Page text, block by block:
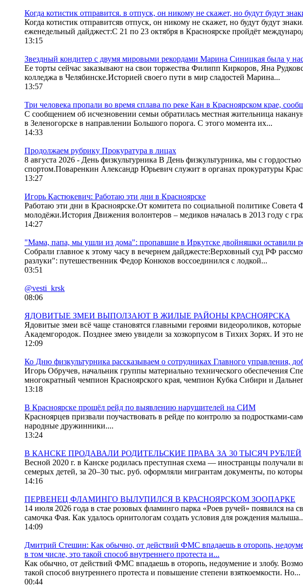
Когда котистик отправится. в отпуск, он никому не скажет, но будут будут
Когда котистик отправитсяв отпуск, он никому не скажет, но будут будут
еженедельный дайджест:С 21 по 23 октября в Красноярске пройдёт
13:15
Звездный кондитер с двумя мировыми рекордами Марина Синицкая была у
Ее торты сейчас заказывают на свои торжества Филипп Киркоров, Яна
колледжа в Челябинске.Историей своего пути в мир сладостей Марина...
13:57
Три человека пропали во время сплава по реке Кан в Красноярском крае,
С сообщением об исчезновении семьи обратилась местная жительница
в Зеленогорске в направлении Большого порога. С этого момента их...
14:33
Продолжаем рубрику Прокуратура в лицах
8 августа 2026 - День физкультурника В День физкультурника, мы с
спортом.Поваренкин Александр Юрьевич служит в органах прокуратуры
13:27
Игорь Кастюкевич: Работаю эти дни в Красноярске
Работаю эти дни в Красноярске.От комитета по социальной политике
молодёжи.История Движения волонтеров – медиков началась в 2013 году с
14:27
"Мама, папа, мы ушли из дома": пропавшие в Иркутске двойняшки оставили
Собрали главное к этому часу в вечернем дайджесте:Верховный суд РФ
разлуки": путешественник Федор Конюхов воссоединился с лодкой...
03:51
@vesti_krsk
08:06
ЯДОВИТЫЕ ЗМЕИ ВЫПОЛЗАЮТ В ЖИЛЫЕ РАЙОНЫ КРАСНОЯРСКА
Ядовитые змеи всё чаще становятся главными героями видеороликов,
Академгородок. Позднее змею увидели за хозкорпусом в Тихих Зорях. И это
12:09
Ко Дню физкультурника рассказываем о сотрудниках Главного управления,
Игорь Обручев, начальник группы материально технического обеспечения
многократный чемпион Красноярского края, чемпион Кубка Сибири и
13:18
В Красноярске прошёл рейд по выявлению нарушителей на СИМ
Красноярцев призвали поучаствовать в рейде по контролю за
народные дружинники....
13:24
В КАНСКЕ ПРОДАВАЛИ РОДИТЕЛЬСКИЕ ПРАВА ЗА 30 ТЫСЯЧ РУБЛЕЙ
Весной 2020 г. в Канске родилась преступная схема — иностранцы получали
семерых детей, за 20–30 тыс. руб. оформляли мигрантам документы, по
14:16
ПЕРВЕНЕЦ ФЛАМИНГО ВЫЛУПИЛСЯ В КРАСНОЯРСКОМ ЗООПАРКЕ
14 июля 2026 года в стае розовых фламинго парка «Роев ручей» появился
самочка Фая. Как удалось орнитологам создать условия для рождения
14:09
Дмитрий Стешин: Как обычно, от действий ФМС впадаешь в оторопь,
в том числе, это такой способ внутреннего протеста и...
Как обычно, от действий ФМС впадаешь в оторопь, недоумение и злобу.
такой способ внутреннего протеста и повышение степени взяткоемкости. Но...
00:44